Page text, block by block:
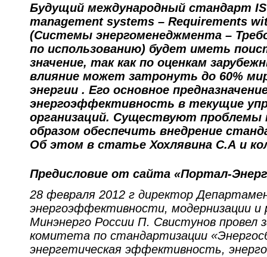
Будущий международный стандарт
management systems – Requirements
(Системы энергоменеджмента –
по использованию) будет иметь
значение, так как по оценкам
влияние может затронуть до 60%
энергии . Его основное
энергоэффективность в текущие
организаций. Существуют проблемы
образом обеспечить внедрение
Об этом в статье Хохлявина С.А и
Предисловие от сайта «Портал-
28 февраля 2012 г директор
энергоэффективности, модернизации и
Минэнерго России П. Свистунов провел
комитета по стандартизации
энергетическая эффективность,